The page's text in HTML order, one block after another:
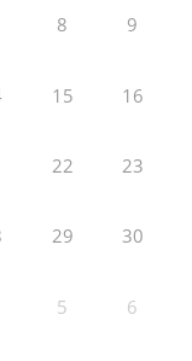
8 9
15 16
22 23
29 30
5 6